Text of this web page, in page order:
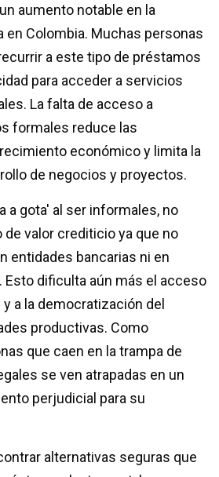
aumento notable en la
en Colombia. Muchas personas
a este tipo de préstamos
para acceder a servicios
La falta de acceso a
formales reduce las
económico y limita la
de negocios y proyectos.
a gota' al ser informales, no
de valor crediticio ya que no
entidades bancarias ni en
Esto dificulta aún más el acceso
a la democratización del
productivas. Como
que caen en la trampa de
se ven atrapadas en un
perjudicial para su
alternativas seguras que